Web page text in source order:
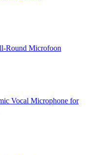
Round Microfoon
Vocal Microphone for